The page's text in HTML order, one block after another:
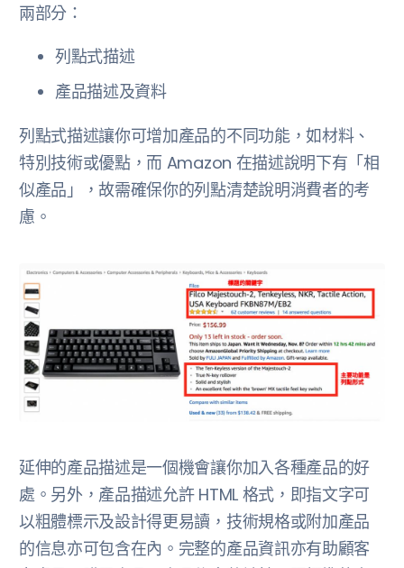
兩部分：
列點式描述
產品描述及資料
列點式描述讓你可增加產品的不同功能，如材料、
特別技術或優點，而 Amazon 在描述說明下有「相
似產品」，故需確保你的列點清楚說明消費者的考
慮。
延伸的產品描述是一個機會讓你加入各種產品的好
處。另外，產品描述允許 HTML 格式，即指文字可
以粗體標示及設計得更易讀，技術規格或附加產品
的信息亦可包含在內。完整的產品資訊亦有助顧客